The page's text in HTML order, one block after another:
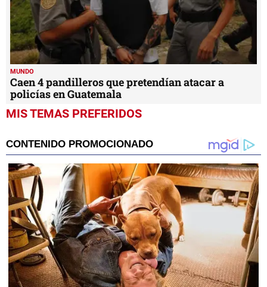
MUNDO
Caen 4 pandilleros que pretendían atacar a
policías en Guatemala
MIS TEMAS PREFERIDOS